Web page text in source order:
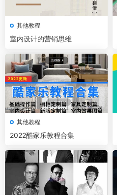
其他教程
室内设计的营销思维
其他教程
2022酷家乐教程合集